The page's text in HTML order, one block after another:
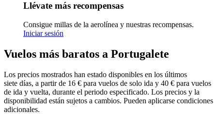
Llévate más recompensas
Consigue millas de la aerolínea y nuestras recompensas.
Iniciar sesión
Vuelos más baratos a Portugalete
Los precios mostrados han estado disponibles en los últimos
siete días, a partir de 16 € para vuelos de solo ida y 40 € para vuelos
de ida y vuelta, durante el periodo especificado. Los precios y la
disponibilidad están sujetos a cambios. Pueden aplicarse condiciones
adicionales.